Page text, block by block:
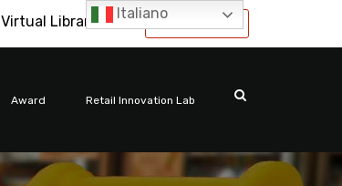
International
Virtual Library
Award Retail Innovation Lab
Italiano